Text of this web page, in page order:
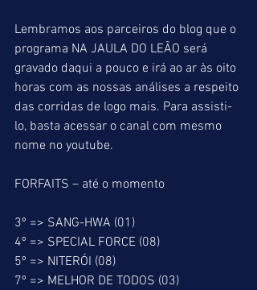
Lembramos aos parceiros do blog que o
programa NA JAULA DO LEÃO será
gravado daqui a pouco e irá ao ar às oito
horas com as nossas análises a respeito
das corridas de logo mais. Para assisti-
lo, basta acessar o canal com mesmo
nome no youtube.
FORFAITS – até o momento
3º => SANG-HWA (01)
4º => SPECIAL FORCE (08)
5º => NITERÓI (08)
7º => MELHOR DE TODOS (03)